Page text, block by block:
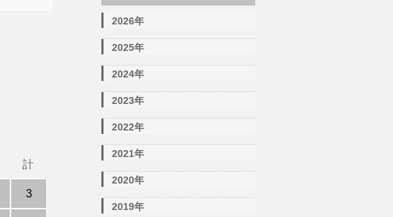
計
3
2026年
2025年
2024年
2023年
2022年
2021年
2020年
2019年